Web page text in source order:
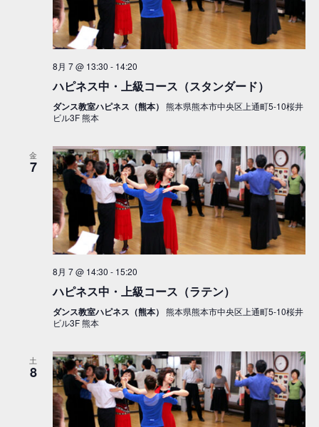
8月 7 @ 13:30 - 14:20
ハピネス中・上級コース（スタンダード）
ダンス教室ハピネス（熊本） 熊本県熊本市中央区上通町5-10桜井
ビル3F 熊本
金
7
8月 7 @ 14:30 - 15:20
ハピネス中・上級コース（ラテン）
ダンス教室ハピネス（熊本） 熊本県熊本市中央区上通町5-10桜井
ビル3F 熊本
土
8